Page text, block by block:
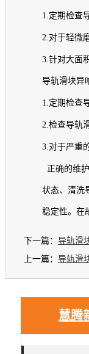
1.定期检查
2.对于轻微
3.针对大面
导轨滑块异
1.定期检查
2.检查导轨
3.对于严重
正确的维
状态、清洗
稳定性。在
下一篇： 导轨滑
上一篇： 导轨滑
慧腾